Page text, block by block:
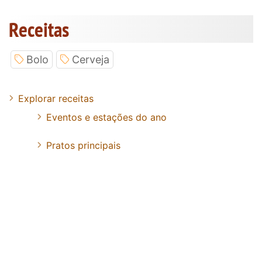
Receitas
Bolo Cerveja
Explorar receitas
Eventos e estações do ano
Pratos principais